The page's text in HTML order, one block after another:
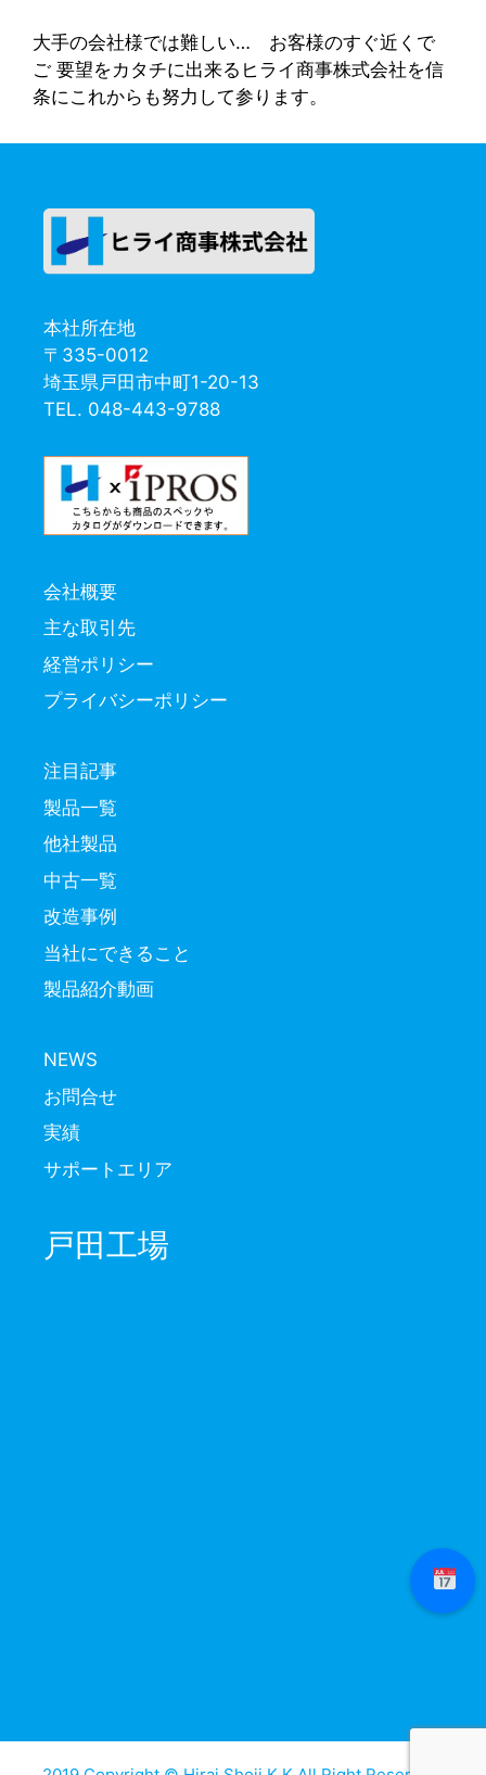
大手の会社様では難しい… お客様のすぐ近くで
ご 要望をカタチに出来るヒライ商事株式会社を信
条にこれからも努力して参ります。
本社所在地
〒335-0012
埼玉県戸田市中町1-20-13
TEL. 048-443-9788
会社概要
主な取引先
経営ポリシー
プライバシーポリシー
注目記事
製品一覧
他社製品
中古一覧
改造事例
当社にできること
製品紹介動画
NEWS
お問合せ
実績
サポートエリア
戸田工場